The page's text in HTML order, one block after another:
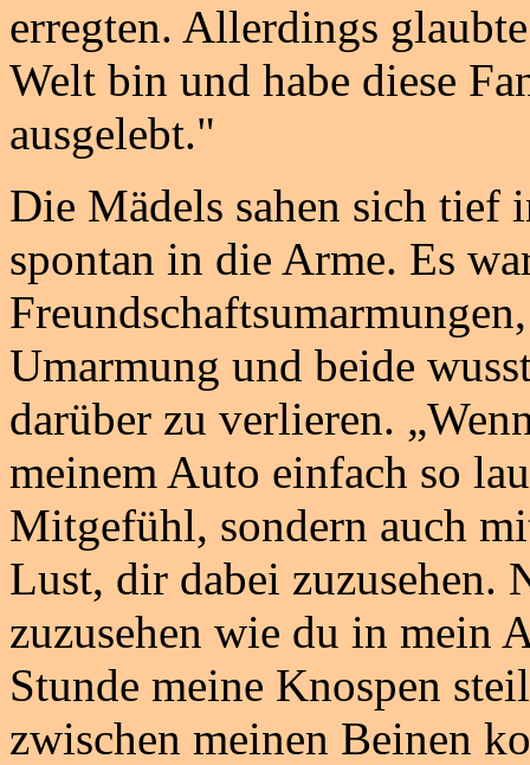
erregten. Allerdings
Welt bin und habe diese
ausgelebt."
Die Mädels sahen sich tief
spontan in die Arme. Es
Umarmung und beide
darüber zu verlieren.
meinem Auto einfach so
Mitgefühl, sondern auch
Lust, dir dabei zuzusehen.
zuzusehen wie du in mein
Stunde meine Knospen
zwischen meinen Beinen